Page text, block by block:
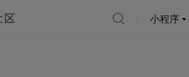
小程序